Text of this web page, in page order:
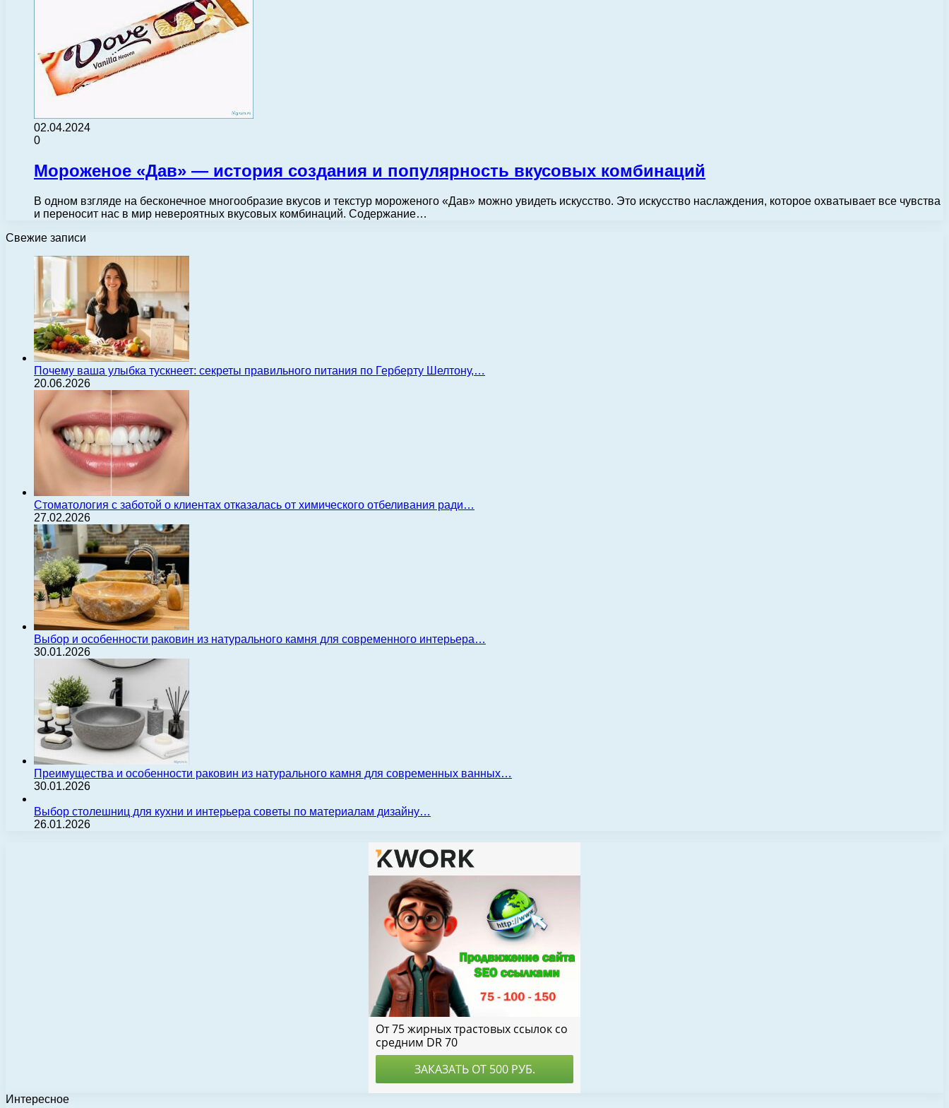
02.04.2024
0
Мороженое «Дав» — история создания и популярность вкусовых комбинаций
В одном взгляде на бесконечное многообразие вкусов и текстур мороженого «Дав» можно увидеть искусство. Это искусство наслаждения, которое охватывает все чувства
и переносит нас в мир невероятных вкусовых комбинаций. Содержание…
Свежие записи
Почему ваша улыбка тускнеет: секреты правильного питания по Герберту Шелтону,…
20.06.2026
Стоматология с заботой о клиентах отказалась от химического отбеливания ради…
27.02.2026
Выбор и особенности раковин из натурального камня для современного интерьера…
30.01.2026
Преимущества и особенности раковин из натурального камня для современных ванных…
30.01.2026
Выбор столешниц для кухни и интерьера советы по материалам дизайну…
26.01.2026
Интересное